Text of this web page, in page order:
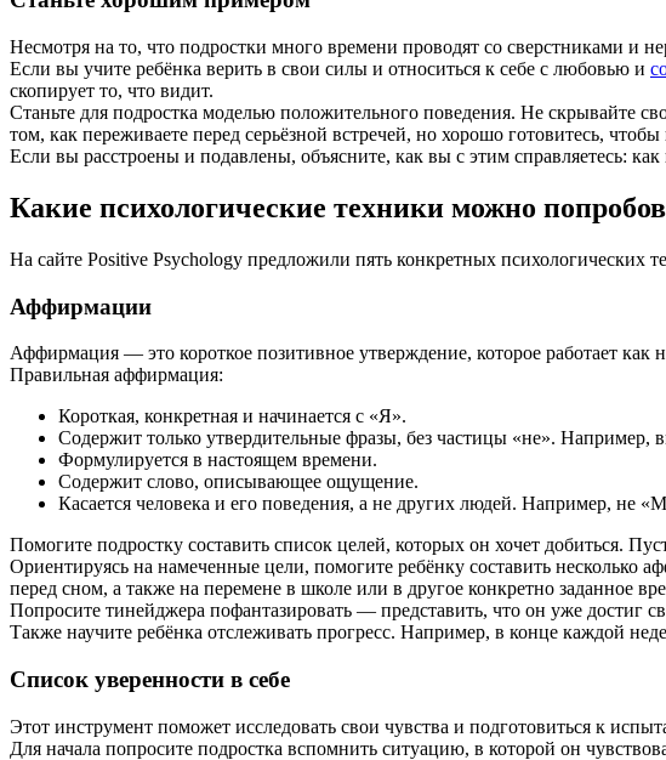
Несмотря на то, что подростки много времени проводят со сверстниками и
Если вы учите ребёнка верить в свои силы и относиться к себе с любовью и
скопирует то, что видит.
Станьте для подростка моделью положительного поведения. Не скрывайте
том, как переживаете перед серьёзной встречей, но хорошо готовитесь,
Если вы расстроены и подавлены, объясните, как вы с этим справляетесь:
Какие психологические техники можно
На сайте Positive Psychology предложили пять конкретных психологических
Аффирмации
Аффирмация — это короткое позитивное утверждение, которое работает
Правильная аффирмация:
Короткая, конкретная и начинается с «Я».
Содержит только утвердительные фразы, без частицы «не».
Формулируется в настоящем времени.
Содержит слово, описывающее ощущение.
Касается человека и его поведения, а не других людей. Например, не
Помогите подростку составить список целей, которых он хочет добиться.
Ориентируясь на намеченные цели, помогите ребёнку составить несколько
перед сном, а также на перемене в школе или в другое конкретно заданное
Попросите тинейджера пофантазировать — представить, что он уже достиг
Также научите ребёнка отслеживать прогресс. Например, в конце каждой
Список уверенности в себе
Этот инструмент поможет исследовать свои чувства и подготовиться к
Для начала попросите подростка вспомнить ситуацию, в которой он